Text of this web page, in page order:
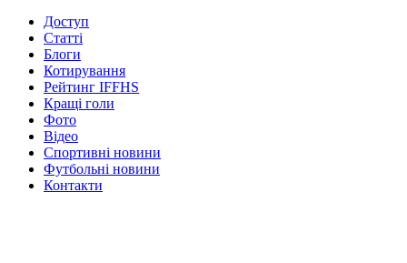
Доступ
Статті
Блоги
Котирування
Рейтинг IFFHS
Кращі голи
Фото
Відео
Спортивні новини
Футбольні новини
Контакти